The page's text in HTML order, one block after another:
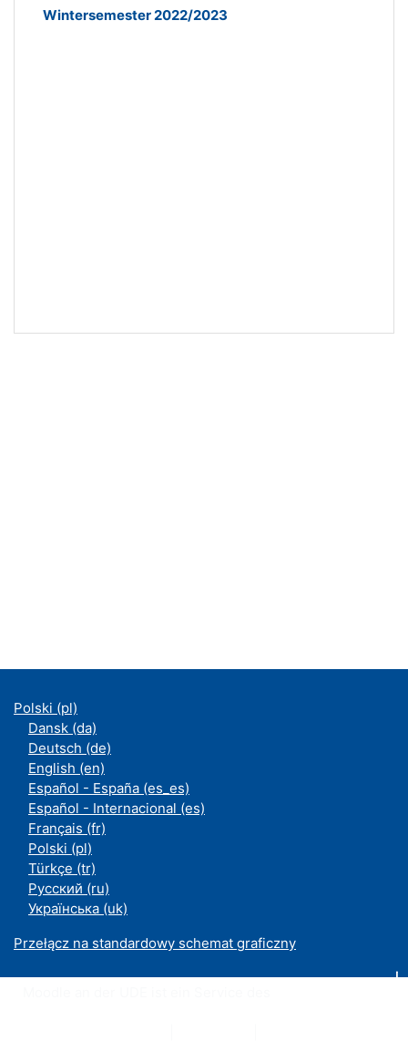
Wintersemester 2022/2023
Polski ‎(pl)‎
Dansk ‎(da)‎
Deutsch ‎(de)‎
English ‎(en)‎
Español - España ‎(es_es)‎
Español - Internacional ‎(es)‎
Français ‎(fr)‎
Polski ‎(pl)‎
Türkçe ‎(tr)‎
Русский ‎(ru)‎
Українська ‎(uk)‎
Przełącz na standardowy schemat graficzny